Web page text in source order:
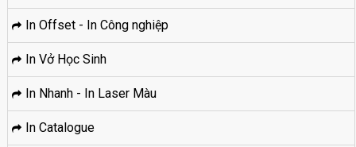
In Offset - In Công nghiệp
In Vở Học Sinh
In Nhanh - In Laser Màu
In Catalogue